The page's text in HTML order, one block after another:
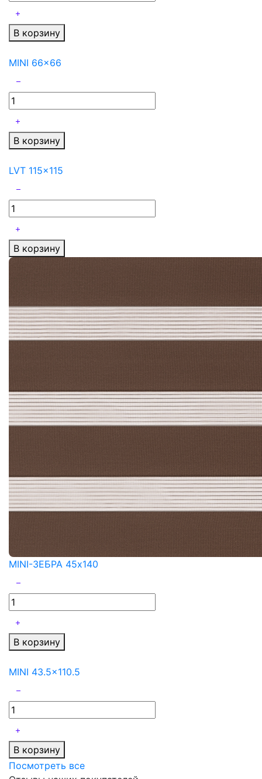
В корзину
MINI 66x66
В корзину
LVT 115x115
В корзину
MINI-ЗЕБРА 45x140
В корзину
MINI 43.5x110.5
В корзину
Посмотреть все